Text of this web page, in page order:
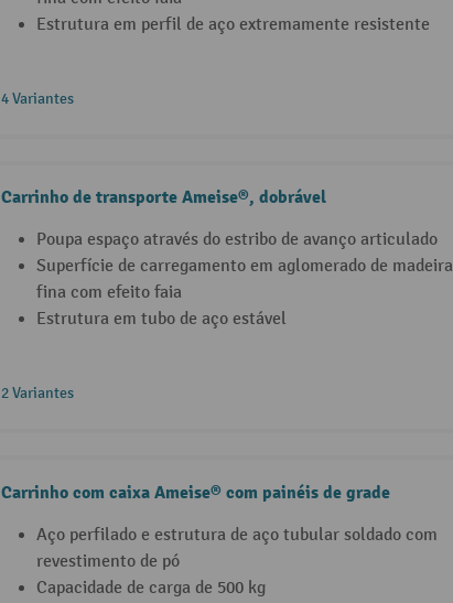
Estrutura em perfil de aço extremamente resistente
4 Variantes
Carrinho de transporte Ameise®, dobrável
Poupa espaço através do estribo de avanço articulado
Superfície de carregamento em aglomerado de madeira
fina com efeito faia
Estrutura em tubo de aço estável
2 Variantes
Carrinho com caixa Ameise® com painéis de grade
Aço perfilado e estrutura de aço tubular soldado com
revestimento de pó
Capacidade de carga de 500 kg